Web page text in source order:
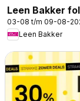
Leen Bakker
03-08 t/m 09-08-
Leen Bakker